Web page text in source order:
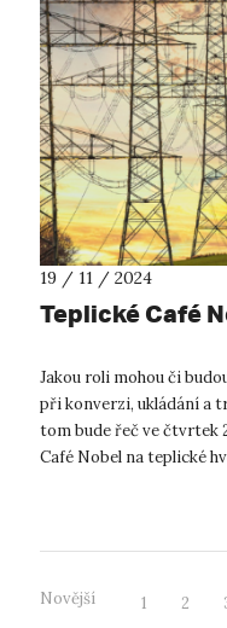
19 / 11 / 2024
Teplické Café
Jakou roli mohou či
při konverzi, ukládání a
tom bude řeč ve čtvrtek
Café Nobel na teplické
Novější 1 2